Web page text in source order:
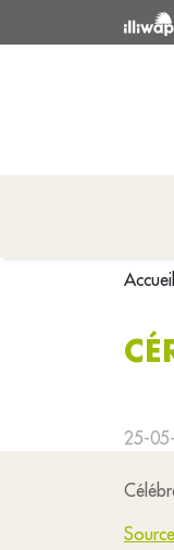
Accueil
25-